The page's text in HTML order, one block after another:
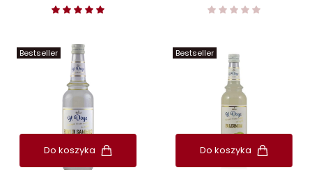
Bestseller
Do koszyka
Bestseller
Do koszyka